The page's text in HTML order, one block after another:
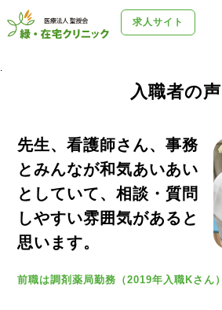
求人サイト
.
入職者の声
先生、看護師さん、事務
とみんなが和気あいあい
としていて、相談・質問
しやすい雰囲気があると
思います。
前職は調剤薬局勤務（2019年入職Kさん）